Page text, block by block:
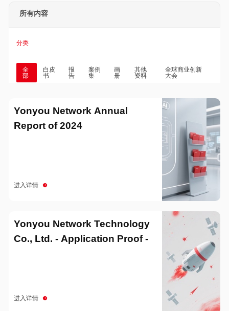
所有内容
分类
全
部
白皮
书
报
告
案例
集
画
册
其他
资料
全球商业创新
大会
Yonyou Network Annual
Report of 2024
进入详情
Yonyou Network Technology
Co., Ltd. - Application Proof -
进入详情